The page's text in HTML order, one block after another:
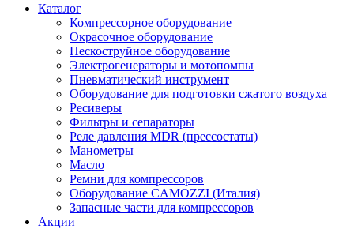
Каталог
Компрессорное оборудование
Окрасочное оборудование
Пескоструйное оборудование
Электрогенераторы и мотопомпы
Пневматический инструмент
Оборудование для подготовки сжатого воздуха
Ресиверы
Фильтры и сепараторы
Реле давления MDR (прессостаты)
Манометры
Масло
Ремни для компрессоров
Оборудование CAMOZZI (Италия)
Запасные части для компрессоров
Акции